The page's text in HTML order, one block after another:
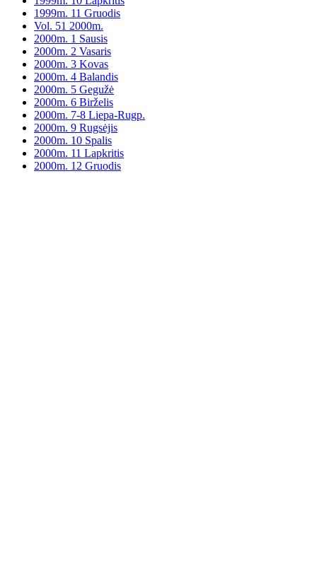
1999m. 11 Gruodis
Vol. 51 2000m.
2000m. 1 Sausis
2000m. 2 Vasaris
2000m. 3 Kovas
2000m. 4 Balandis
2000m. 5 Gegužė
2000m. 6 Birželis
2000m. 7-8 Liepa-Rugp.
2000m. 9 Rugsėjis
2000m. 10 Spalis
2000m. 11 Lapkritis
2000m. 12 Gruodis